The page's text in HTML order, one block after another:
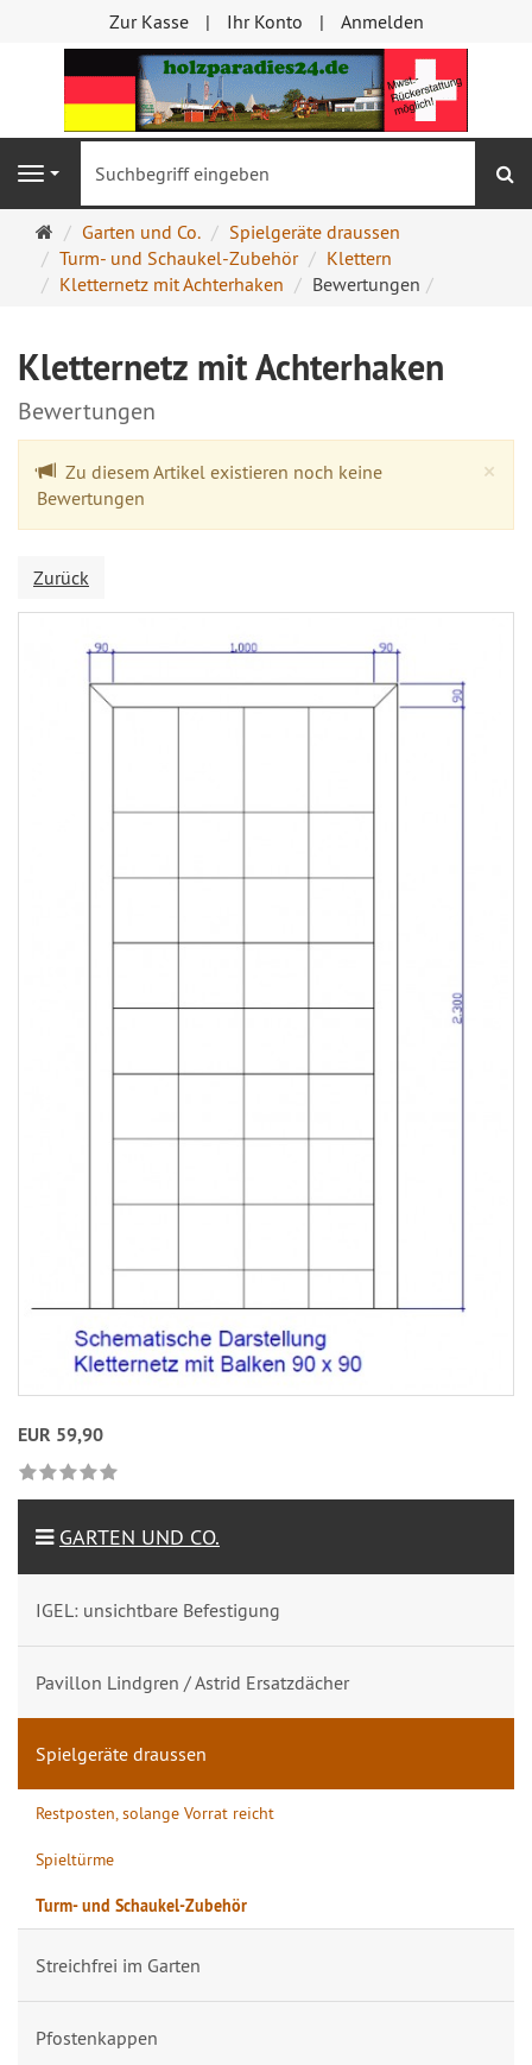
Zur Kasse Ihr Konto Anmelden
Navigation
Startseite
Garten und Co.
Spielgeräte draussen
Turm- und Schaukel-Zubehör
Klettern
Kletternetz mit Achterhaken
Bewertungen
Kletternetz mit Achterhaken
Bewertungen
×
Zu diesem Artikel existieren noch keine
Bewertungen
Zurück
EUR 59,90
GARTEN UND CO.
IGEL: unsichtbare Befestigung
Pavillon Lindgren / Astrid Ersatzdächer
Spielgeräte draussen
Restposten, solange Vorrat reicht
Spieltürme
Turm- und Schaukel-Zubehör
Streichfrei im Garten
Pfostenkappen